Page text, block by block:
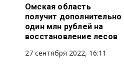
Омская область
получит дополнительно
один млн рублей на
восстановление лесов
27 сентября 2022, 16:11